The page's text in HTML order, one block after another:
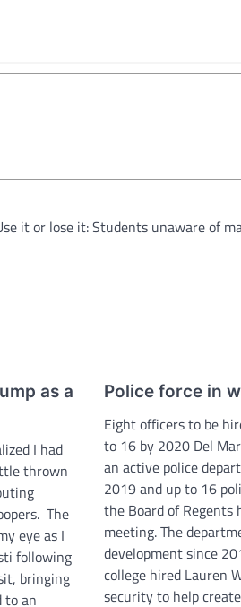
it or lose it: Students unaware of
as a
I had
thrown
The
eye as I
following
bringing
to an
Police force in
Eight officers to be
to 16 by 2020 Del
an active police
2019 and up to 16
the Board of Regents
meeting. The
development since
college hired Lauren
security to help